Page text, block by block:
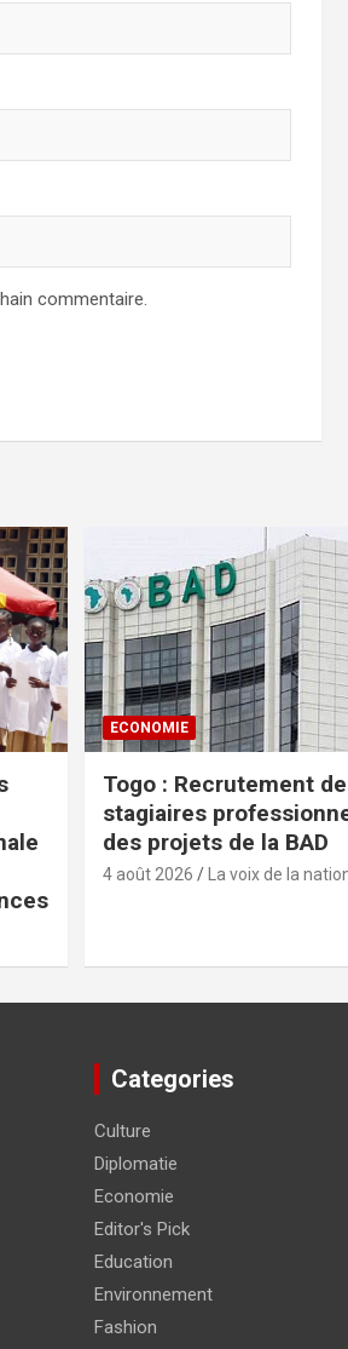
commentaire.
ECONOMIE
Togo : Recrutement
stagiaires
des projets de la BAD
4 août 2026 La voix de la
Categories
Culture
Diplomatie
Economie
Editor's Pick
Education
Environnement
Fashion